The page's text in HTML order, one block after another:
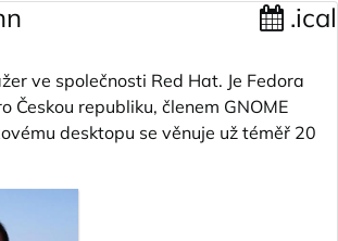
.ical
ve společnosti Red Hat. Je Fedora
Českou republiku, členem GNOME
desktopu se věnuje už téměř 20